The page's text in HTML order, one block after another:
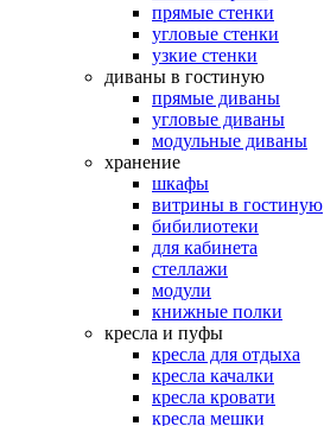
прямые стенки
угловые стенки
узкие стенки
диваны в гостиную
прямые диваны
угловые диваны
модульные диваны
хранение
шкафы
витрины в гостиную
бибилиотеки
для кабинета
стеллажи
модули
книжные полки
кресла и пуфы
кресла для отдыха
кресла качалки
кресла кровати
кресла мешки